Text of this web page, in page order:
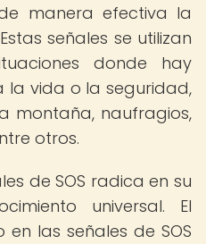
manera efectiva la
señales se utilizan
donde hay
la vida o la seguridad,
montaña, naufragios,
otros.
de SOS radica en su
universal. El
las señales de SOS